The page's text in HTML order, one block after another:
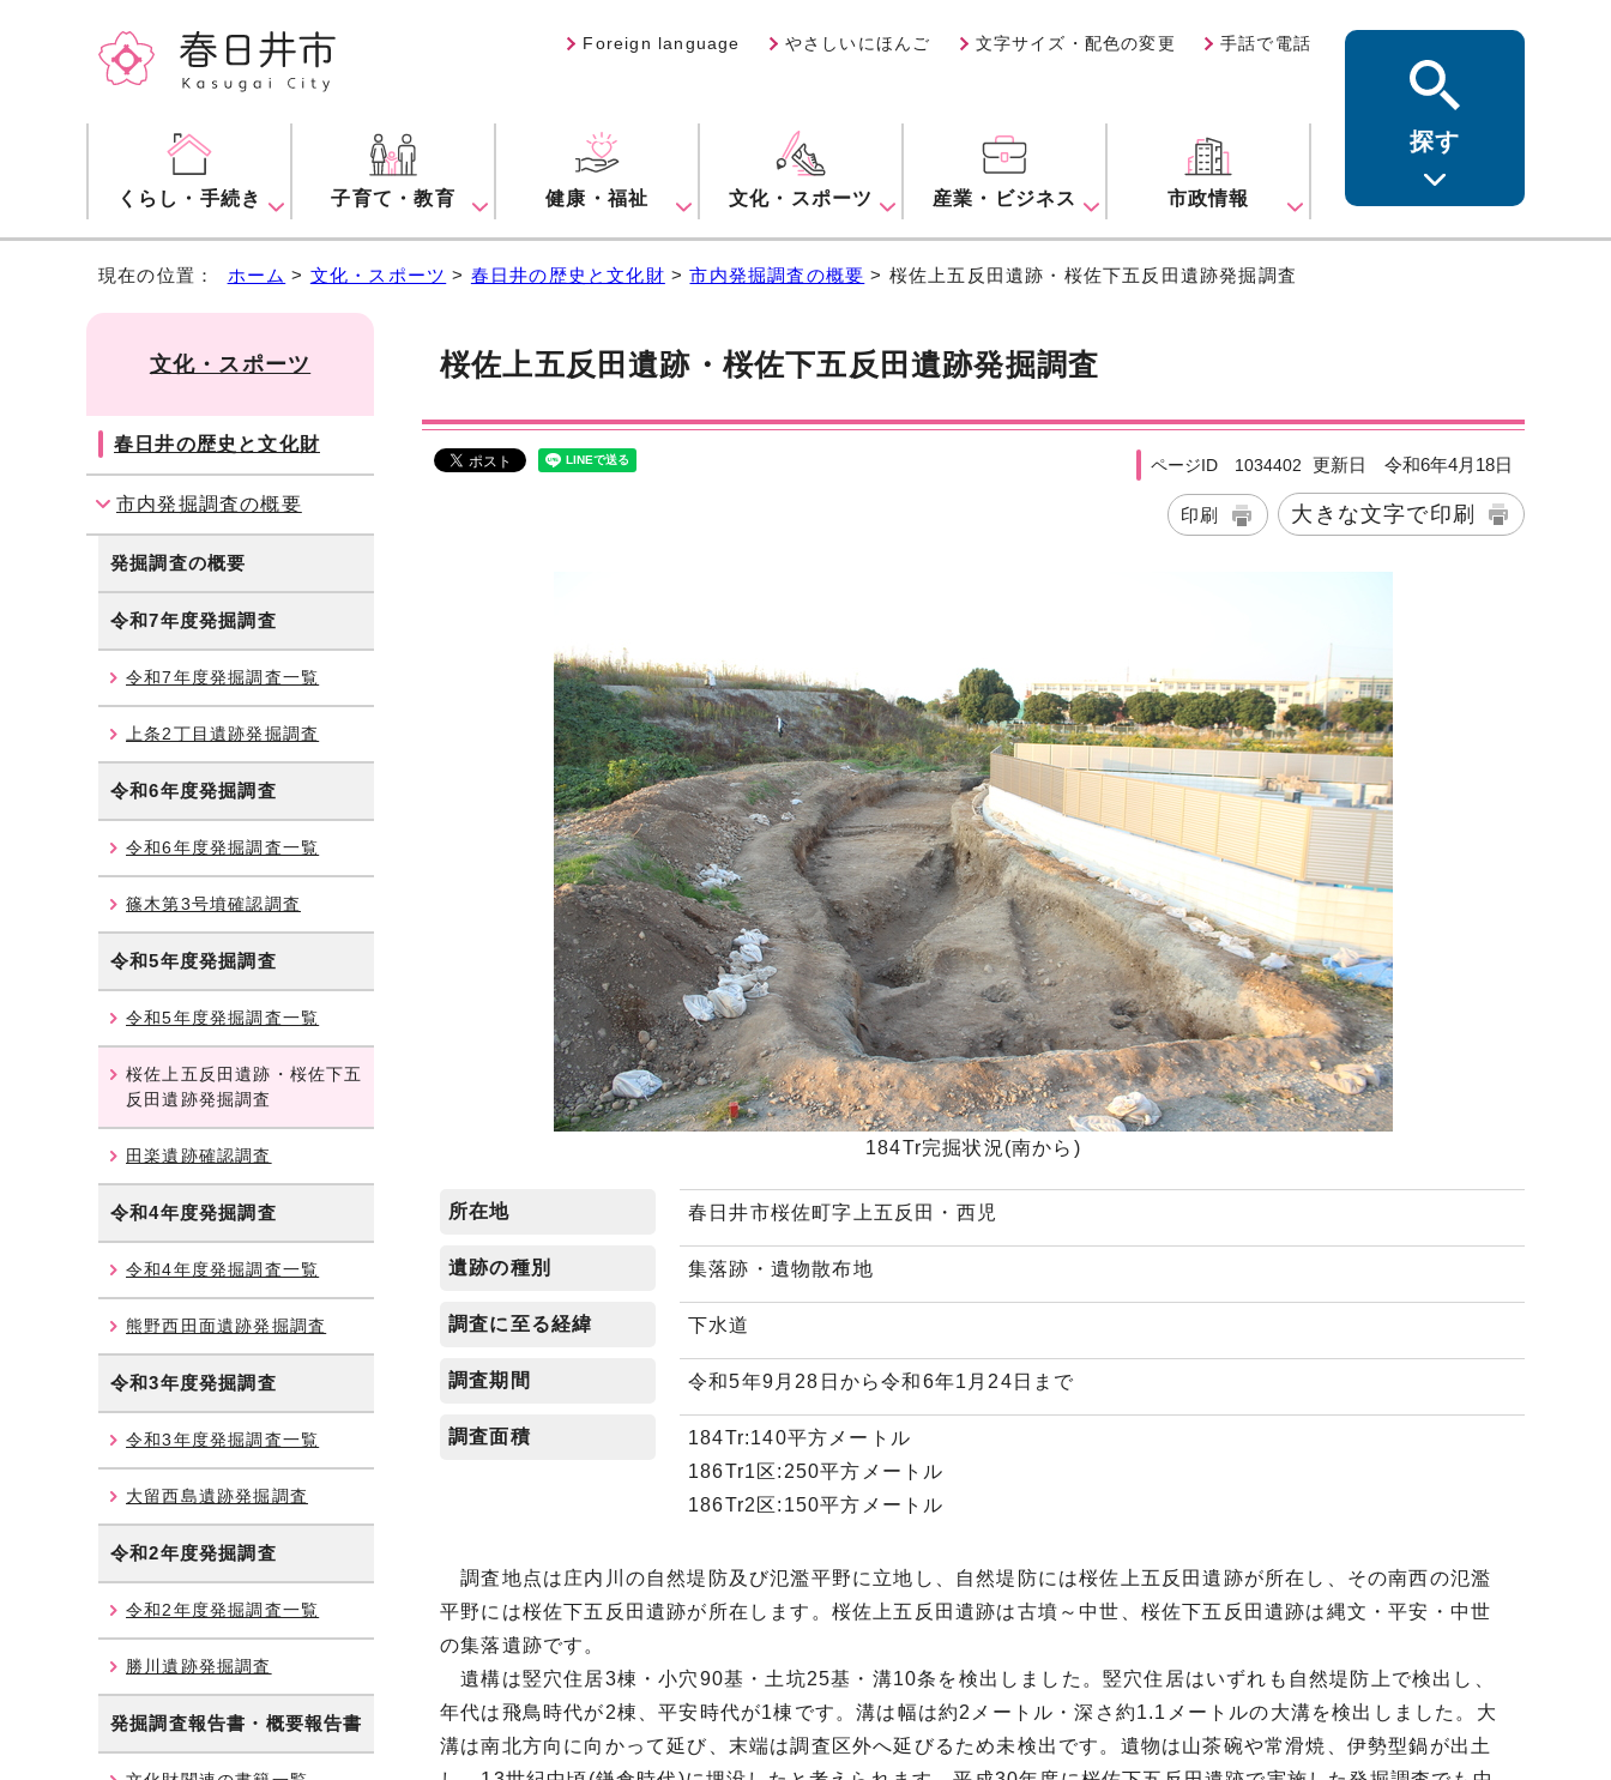
Foreign language やさしいにほんご 文字サイズ・配色の変更 手話で電話
くらし・手続き 子育て・教育 健康・福祉 文化・スポーツ 産業・ビジネス 市政情報
探す
現在の位置： ホーム > 文化・スポーツ > 春日井の歴史と文化財 >市内発掘調査の概要 > 桜佐上五反田遺跡・桜佐下五反田遺跡発掘調査
桜佐上五反田遺跡・桜佐下五反田遺跡発掘調査
ページID 1034402 更新日 令和6年4月18日
印刷 大きな文字で印刷
184Tr完掘状況(南から)
所在地 春日井市桜佐町字上五反田・西児
遺跡の種別 集落跡・遺物散布地
調査に至る経緯 下水道
調査期間 令和5年9月28日から令和6年1月24日まで
調査面積
184Tr:140平方メートル
186Tr1区:250平方メートル
186Tr2区:150平方メートル
調査地点は庄内川の自然堤防及び氾濫平野に立地し、自然堤防には桜佐上五反田遺跡が所在し、その南西の氾濫
平野には桜佐下五反田遺跡が所在します。桜佐上五反田遺跡は古墳～中世、桜佐下五反田遺跡は縄文・平安・中世
の集落遺跡です。
遺構は竪穴住居3棟・小穴90基・土坑25基・溝10条を検出しました。竪穴住居はいずれも自然堤防上で検出し、
年代は飛鳥時代が2棟、平安時代が1棟です。溝は幅は約2メートル・深さ約1.1メートルの大溝を検出しました。大
溝は南北方向に向かって延び、末端は調査区外へ延びるため未検出です。遺物は山茶碗や常滑焼、伊勢型鍋が出土
文化・スポーツ
春日井の歴史と文化財
市内発掘調査の概要
発掘調査の概要
令和7年度発掘調査
令和7年度発掘調査一覧
上条2丁目遺跡発掘調査
令和6年度発掘調査
令和6年度発掘調査一覧
篠木第3号墳確認調査
令和5年度発掘調査
令和5年度発掘調査一覧
桜佐上五反田遺跡・桜佐下五
反田遺跡発掘調査
田楽遺跡確認調査
令和4年度発掘調査
令和4年度発掘調査一覧
熊野西田面遺跡発掘調査
令和3年度発掘調査
令和3年度発掘調査一覧
大留西島遺跡発掘調査
令和2年度発掘調査
令和2年度発掘調査一覧
勝川遺跡発掘調査
発掘調査報告書・概要報告書